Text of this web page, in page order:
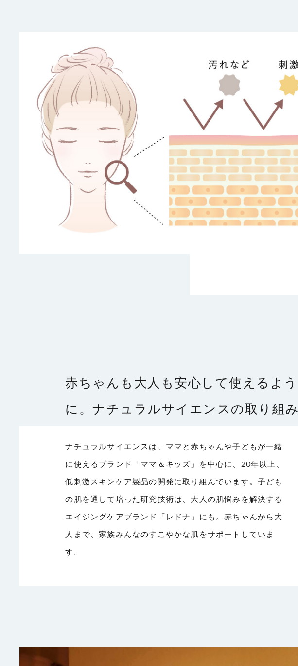
赤ちゃんも大人も安心して使えるよう
に。 ナチュラルサイエンスの取り組み
ナチュラルサイエンスは、ママと赤ちゃんや子どもが一緒
に使えるブランド「ママ＆キッズ」を中心に、20年以上、
低刺激スキンケア製品の開発に取り組んでいます。子ども
の肌を通して培った研究技術は、大人の肌悩みを解決する
エイジングケアブランド「レドナ」にも。赤ちゃんから大
人まで、家族みんなのすこやかな肌をサポートしていま
す。